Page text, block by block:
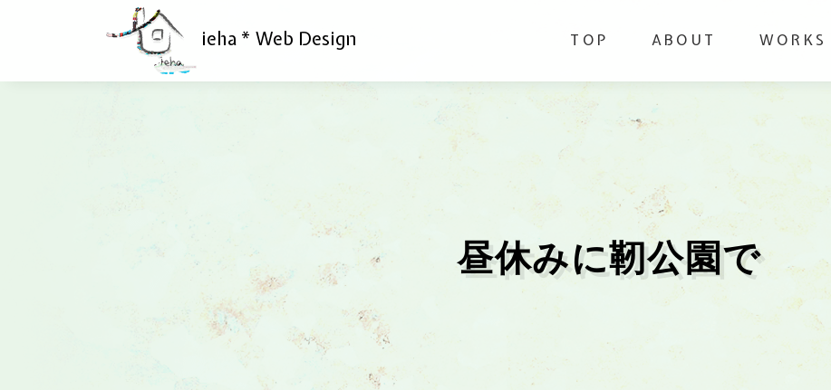
ieha * Web Design TOP ABOUT WORKS
昼休みに靭公園で